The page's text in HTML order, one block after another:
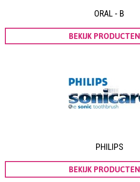
ORAL - B
BEKIJK PRODUCTEN
PHILIPS
BEKIJK PRODUCTEN